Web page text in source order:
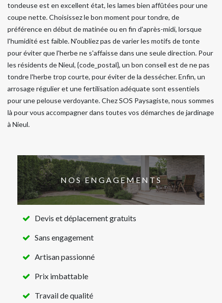
tondeuse est en excellent état, les lames bien affûtées pour une
coupe nette. Choisissez le bon moment pour tondre, de
préférence en début de matinée ou en fin d'après-midi, lorsque
l'humidité est faible. N'oubliez pas de varier les motifs de tonte
pour éviter que l'herbe ne s'affaisse dans une seule direction. Pour
les résidents de Nieul, {code_postal}, un bon conseil est de ne pas
tondre l'herbe trop courte, pour éviter de la dessécher. Enfin, un
arrosage régulier et une fertilisation adéquate sont essentiels
pour une pelouse verdoyante. Chez SOS Paysagiste, nous sommes
là pour vous accompagner dans toutes vos démarches de jardinage
à Nieul.
NOS ENGAGEMENTS
Devis et déplacement gratuits
Sans engagement
Artisan passionné
Prix imbattable
Travail de qualité